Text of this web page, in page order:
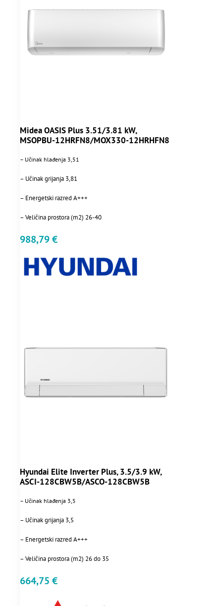
Midea OASIS Plus 3.51/3.81 kW,
MSOPBU-12HRFN8/MOX330-12HRHFN8
– Učinak hlađenja 3,51
– Učinak grijanja 3,81
– Energetski razred A+++
– Veličina prostora (m2) 26-40
988,79€
Hyundai Elite Inverter Plus, 3.5/3.9 kW,
ASCI-128CBW5B/ASCO-128CBW5B
– Učinak hlađenja 3,5
– Učinak grijanja 3,5
– Energetski razred A+++
– Veličina prostora (m2) 26 do 35
664,75 €